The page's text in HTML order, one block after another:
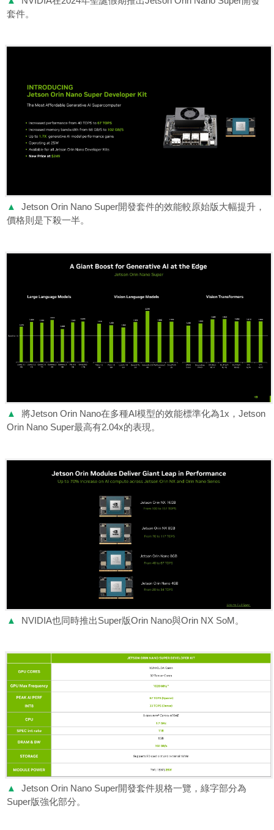
套件。
▲
Jetson Orin Nano Super開發套件的效能較原始版大幅提升，
價格則是下殺一半。
▲
將Jetson Orin Nano在多種AI模型的效能標準化為1x，Jetson
Orin Nano Super最高有2.04x的表現。
▲ NVIDIA也同時推出Super版Orin Nano與Orin NX SoM。
▲
Jetson Orin Nano Super開發套件規格一覽，綠字部分為
Super版強化部分。